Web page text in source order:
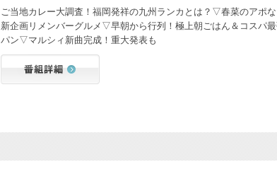
ご当地カレー大調査！福岡発祥の九州ランカとは？▽春菜のアポな
新企画リメンバーグルメ▽早朝から行列！極上朝ごはん＆コスパ
パン▽マルシィ新曲完成！重大発表も